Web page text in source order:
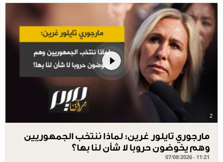
2
مارجوري تايلور غرين: لماذا ننتخب الجمهوريين
وهم يخوضون حروبا لا شأن لنا بها؟
07/08/2026 - 11:21